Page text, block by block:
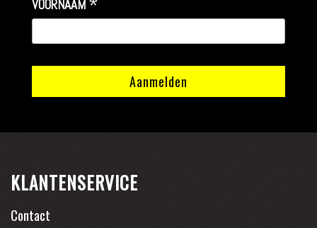
VOORNAAM *
KLANTENSERVICE
Contact